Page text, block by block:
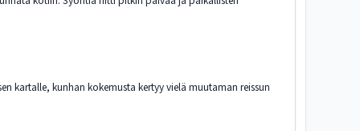
kartalle, kunhan kokemusta kertyy vielä muutaman reissun